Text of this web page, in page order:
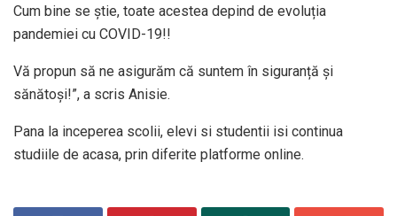
Cum bine se știe, toate acestea depind de evoluția
pandemiei cu COVID-19!!
Vă propun să ne asigurăm că suntem în siguranță și
sănătoși!”, a scris Anisie.
Pana la inceperea scolii, elevi si studentii isi continua
studiile de acasa, prin diferite platforme online.